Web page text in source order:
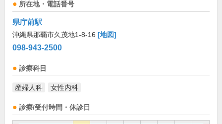
所在地・電話番号
県庁前駅
沖縄県那覇市久茂地1-8-16 [地図]
098-943-2500
診療科目
産婦人科 女性内科
診療/受付時間・休診日